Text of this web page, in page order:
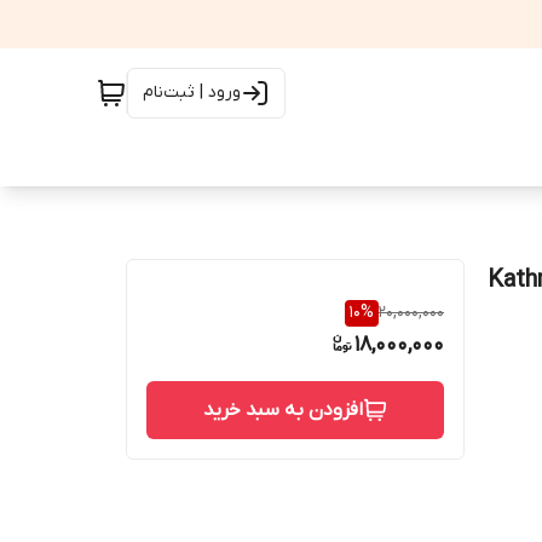
ورود | ثبت‌نام
20,000,000
10%
18,000,000
افزودن به سبد خرید